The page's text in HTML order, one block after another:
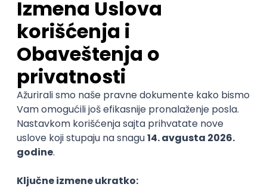
Srbija
22.08.2026
Puno radno vreme
neto: 75.000 - 110.000 RSD (mesečna plata)
Prvi posao